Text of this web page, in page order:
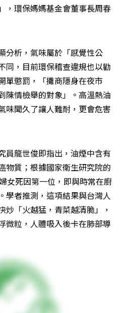
，環保媽媽基金會董事長周春
分析，氣味屬於「感覺性公
同，目前環保稽查違規也以勸
單懲罰，「攤商隱身在夜市
陳情檢舉的對象」。高溫熱油
味聞久了讓人難耐，更會危害
員龍世俊即指出，油煙中含有
物質；根據國家衛生研究院的
女死因第一位，即與時常在廚
學者推測，這項結果與台灣人
炒「火越猛，青菜越清脆」，
微粒，人體吸入後卡在肺部導